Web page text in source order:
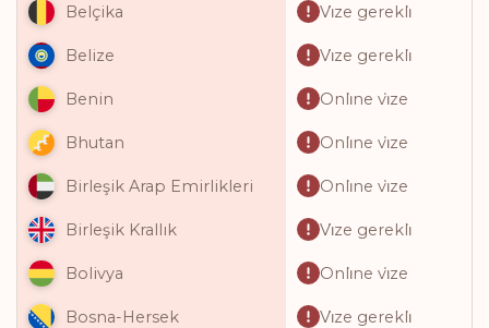
Belçika Vi̇ze gerekli̇
Belize Vi̇ze gerekli̇
Benin Onli̇ne vi̇ze
Bhutan Onli̇ne vi̇ze
Birleşik Arap Emirlikleri Onli̇ne vi̇ze
Birleşik Krallık Vi̇ze gerekli̇
Bolivya Onli̇ne vi̇ze
Bosna-Hersek Vi̇ze gerekli̇